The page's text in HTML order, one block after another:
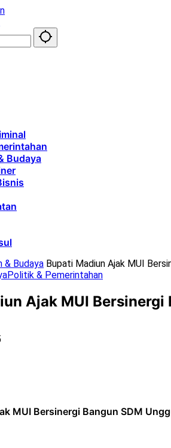
Budaya
& Budaya Bupati Madiun Ajak MUI
Politik & Pemerintahan
Ajak MUI
MUI Bersinergi Bangun SDM